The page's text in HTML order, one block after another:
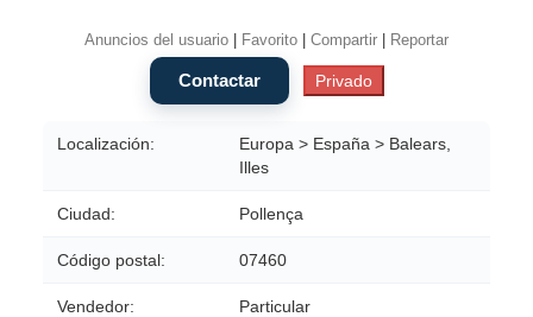
Anuncios del usuario Favorito Compartir Reportar
Localización:
Europa > España > Balears,
Illes
Ciudad: Pollença
Código postal: 07460
Vendedor: Particular